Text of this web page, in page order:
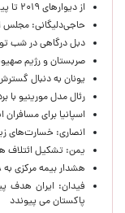
از دیوارهای ۲۰۱۹ تا پیمان مکه
حاجی‌دلیگانی: مجلس
دبل درگاهی در شب
صربستان و رژیم
یونان به دنبال
رئال مدل مورینیو با
اسپانیا برای مسافران
انصاری: خسارت‌های
یمن: تشکیل ائتلاف
هشدار بیمه مرکزی به ۸ شرکت بیمه‌ای؛ اصلاح نکنید، تعلیق می‌شوید
فیدان: ایران هدف
پاکستان می پیوندد